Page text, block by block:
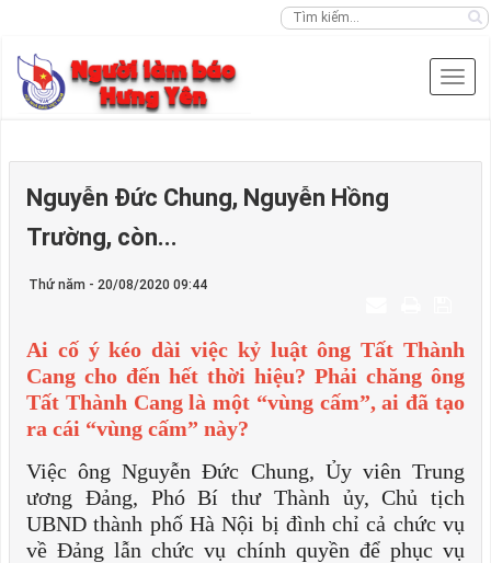
Nguyễn Đức Chung, Nguyễn Hồng
Trường, còn...
Thứ năm - 20/08/2020 09:44
Ai cố ý kéo dài việc kỷ luật ông Tất Thành
Cang cho đến hết thời hiệu? Phải chăng ông
Tất Thành Cang là một “vùng cấm”, ai đã tạo
ra cái “vùng cấm” này?
Việc ông Nguyễn Đức Chung, Ủy viên Trung
ương Đảng, Phó Bí thư Thành ủy, Chủ tịch
UBND thành phố Hà Nội bị đình chỉ cả chức vụ
về Đảng lẫn chức vụ chính quyền để phục vụ